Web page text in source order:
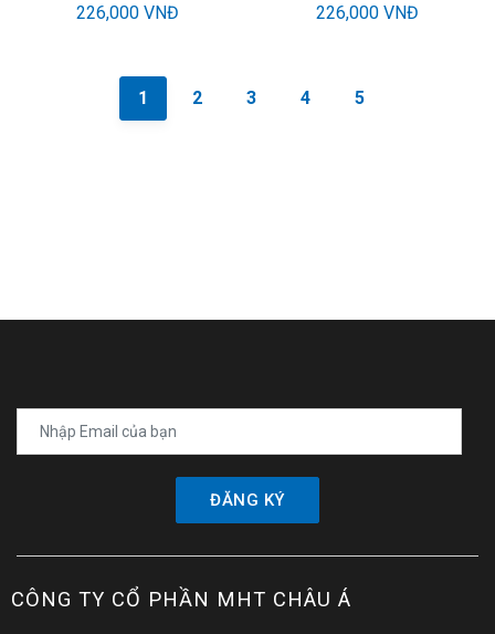
226,000 VNĐ
226,000 VNĐ
1 2 3 4 5
ĐĂNG KÝ
CÔNG TY CỔ PHẦN MHT CHÂU Á